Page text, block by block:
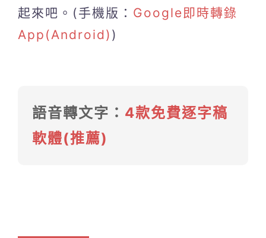
起來吧。(手機版： Google即時轉錄
App(Android) )
語音轉文字： 4款免費逐字稿
軟體(推薦)